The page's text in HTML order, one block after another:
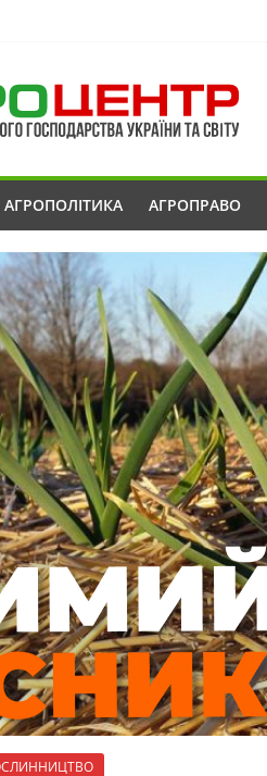
АГРОПОЛІТИКА АГРОПРАВО